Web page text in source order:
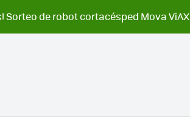
Sorteo de robot cortacésped Mova ViAX